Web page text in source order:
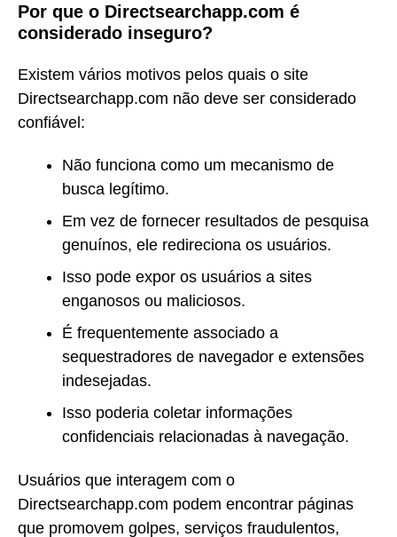
Por que o Directsearchapp.com é
considerado inseguro?
Existem vários motivos pelos quais o site
Directsearchapp.com não deve ser considerado
confiável:
Não funciona como um mecanismo de
busca legítimo.
Em vez de fornecer resultados de pesquisa
genuínos, ele redireciona os usuários.
Isso pode expor os usuários a sites
enganosos ou maliciosos.
É frequentemente associado a
sequestradores de navegador e extensões
indesejadas.
Isso poderia coletar informações
confidenciais relacionadas à navegação.
Usuários que interagem com o
Directsearchapp.com podem encontrar páginas
que promovem golpes, serviços fraudulentos,